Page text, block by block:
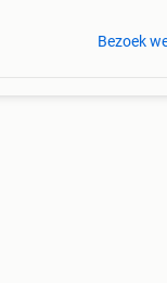
Bezoek